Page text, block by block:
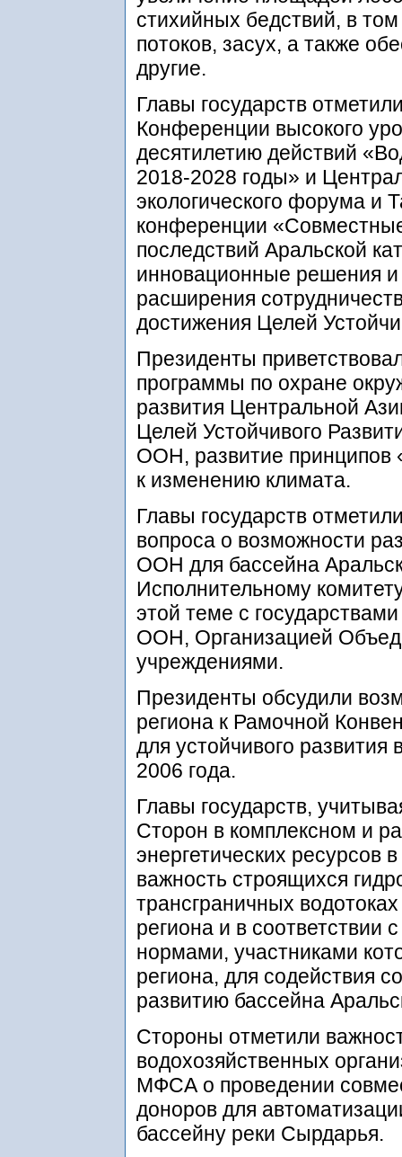
стихийных бедствий, в
потоков, засух, а также
другие.
Главы государств
Конференции высокого
десятилетию действий
2018-2028 годы» и
экологического форума и
конференции
последствий Аральской
инновационные решения и
расширения
достижения Целей
Президенты
программы по охране
развития Центральной
Целей Устойчивого
ООН, развитие принципов
к изменению климата.
Главы государств
вопроса о возможности
ООН для бассейна
Исполнительному
этой теме с
ООН, Организацией
учреждениями.
Президенты обсудили
региона к Рамочной
для устойчивого
2006 года.
Главы государств,
Сторон в комплексном и
энергетических ресурсов
важность строящихся
трансграничных
региона и в
нормами, участниками
региона, для содействия
развитию бассейна
Стороны отметили
водохозяйственных
МФСА о проведении
доноров для
бассейну реки Сырдарья.